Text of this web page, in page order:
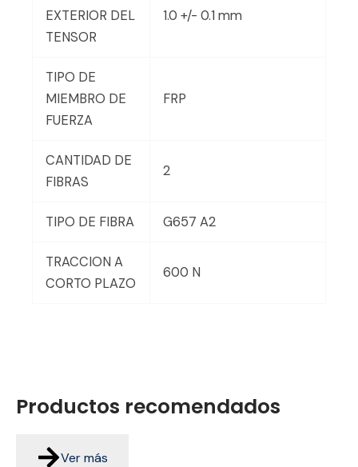
EXTERIOR DEL
TENSOR
1.0 +/- 0.1 mm
TIPO DE
MIEMBRO DE
FUERZA
FRP
CANTIDAD DE
FIBRAS
2
TIPO DE FIBRA G657 A2
TRACCION A
CORTO PLAZO
600 N
Productos recomendados
Ver más